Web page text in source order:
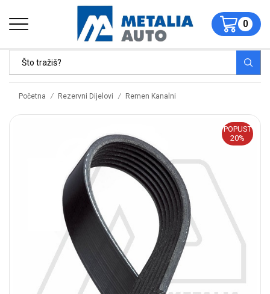
0
Početna / Rezervni Dijelovi / Remen Kanalni
POPUST
20%